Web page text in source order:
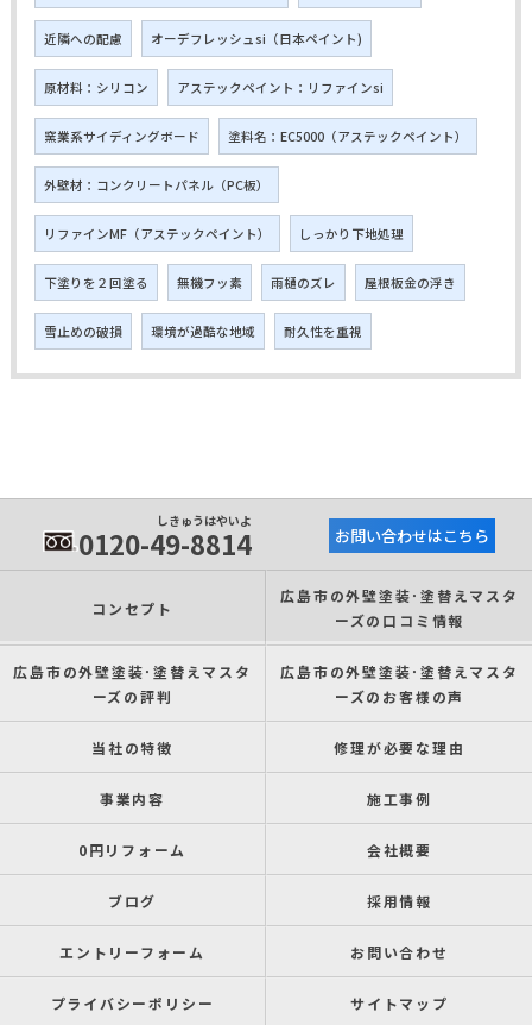
近隣への配慮 オーデフレッシュsi（日本ペイント)
原材料：シリコン アステックペイント：リファインsi
窯業系サイディングボード 塗料名：EC5000（アステックペイント）
外壁材：コンクリートパネル（PC板）
リファインMF（アステックペイント） しっかり下地処理
下塗りを２回塗る 無機フッ素 雨樋のズレ 屋根板金の浮き
雪止めの破損 環境が過酷な地域 耐久性を重視
しきゅうはやいよ
0120-49-8814 お問い合わせはこちら
コンセプト
広島市の外壁塗装･塗替えマスタ
ーズの口コミ情報
広島市の外壁塗装･塗替えマスタ
ーズの評判
広島市の外壁塗装･塗替えマスタ
ーズのお客様の声
当社の特徴 修理が必要な理由
事業内容 施工事例
0円リフォーム 会社概要
ブログ 採用情報
エントリーフォーム お問い合わせ
プライバシーポリシー サイトマップ